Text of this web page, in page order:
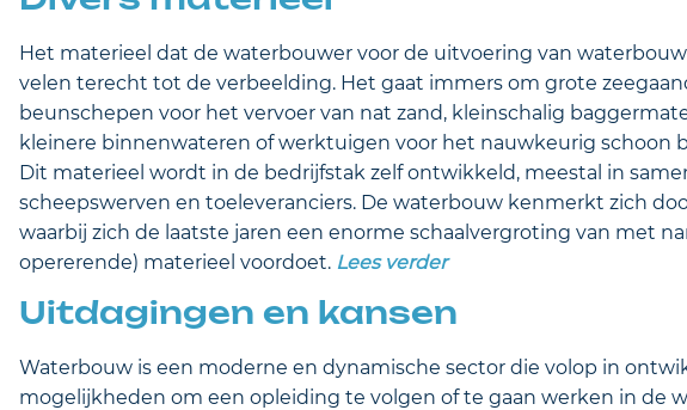
Het materieel dat de waterbouwer voor de uitvoering van
velen terecht tot de verbeelding. Het gaat immers om grote
beunschepen voor het vervoer van nat zand, kleinschalig
kleinere binnenwateren of werktuigen voor het nauwkeurig schoon
Dit materieel wordt in de bedrijfstak zelf ontwikkeld, meestal in
scheepswerven en toeleveranciers. De waterbouw kenmerkt zich
waarbij zich de laatste jaren een enorme schaalvergroting van met
opererende) materieel voordoet. Lees verder
Uitdagingen en kansen
Waterbouw is een moderne en dynamische sector die volop in
mogelijkheden om een opleiding te volgen of te gaan werken in de